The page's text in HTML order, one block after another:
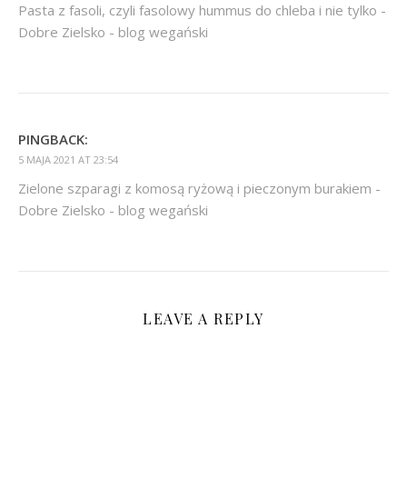
Pasta z fasoli, czyli fasolowy hummus do chleba i nie tylko -
Dobre Zielsko - blog wegański
PINGBACK:
5 MAJA 2021 AT 23:54
Zielone szparagi z komosą ryżową i pieczonym burakiem -
Dobre Zielsko - blog wegański
LEAVE A REPLY